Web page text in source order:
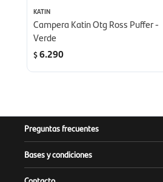
KATIN
Campera Katin Otg Ross Puffer -
Verde
$6.290
Preguntas frecuentes
Bases y condiciones